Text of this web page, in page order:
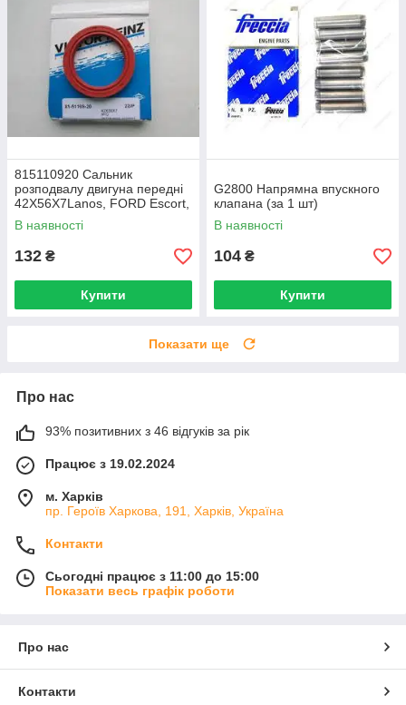
815110920 Сальник
розподвалу двигуна передні
42X56X7Lanos, FORD Escort,
Granada, Orion, Sierra, Transit
(Reinz)
В наявності
132 ₴
Купити
G2800 Напрямна впускного
клапана (за 1 шт)
В наявності
104 ₴
Купити
Показати ще
Про нас
93% позитивних з 46 відгуків за рік
Працює з 19.02.2024
м. Харків
пр. Героїв Харкова, 191, Харків, Україна
Контакти
Сьогодні працює з 11:00 до 15:00
Показати весь графік роботи
Про нас
Контакти